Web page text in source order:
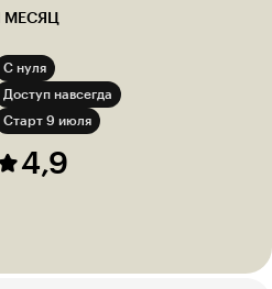
МЕСЯЦ
С нуля
Доступ навсегда
Старт 9 июля
4,9